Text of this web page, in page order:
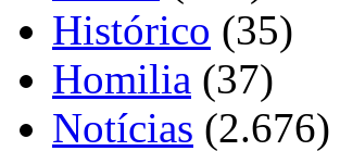
Histórico (35)
Homilia (37)
Notícias (2.676)